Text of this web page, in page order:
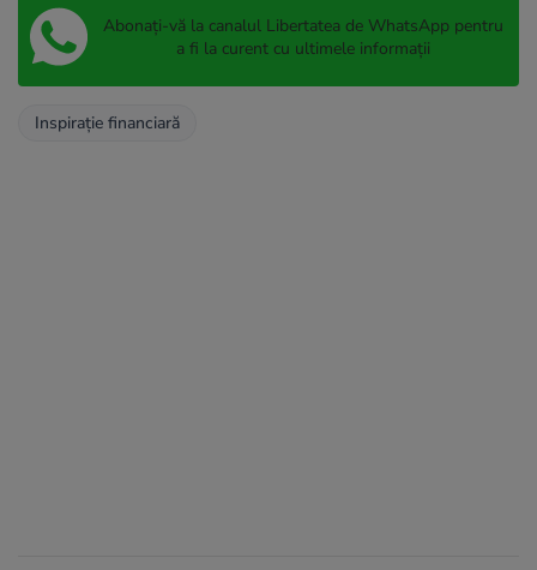
Abonați-vă la canalul Libertatea de WhatsApp pentru
a fi la curent cu ultimele informații
Inspirație financiară